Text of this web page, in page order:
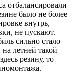
отбалансировали
было не более
внутрь,
не пускают.
сильно стало
летней такой
резину, то